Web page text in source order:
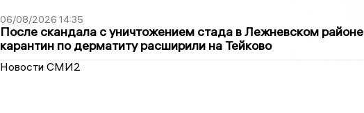
06/08/2026 14:35
После скандала с уничтожением стада в Лежневском районе
карантин по дерматиту расширили на Тейково
Новости СМИ2